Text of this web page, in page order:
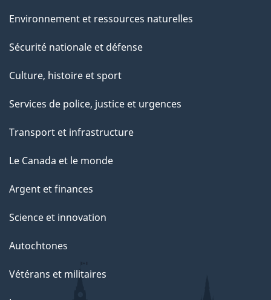
Environnement et ressources naturelles
Sécurité nationale et défense
Culture, histoire et sport
Services de police, justice et urgences
Transport et infrastructure
Le Canada et le monde
Argent et finances
Science et innovation
Autochtones
Vétérans et militaires